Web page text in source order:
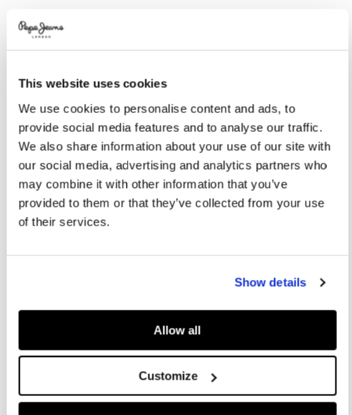
This website uses cookies
We use cookies to personalise content and ads, to
provide social media features and to analyse our traffic.
We also share information about your use of our site with
our social media, advertising and analytics partners who
may combine it with other information that you’ve
provided to them or that they’ve collected from your use
of their services.
Show details
Allow all
Customize
GRÖßE AUSWÄHLEN:
XXS
XL
Größentabelle
ARTIKEL DETAILS